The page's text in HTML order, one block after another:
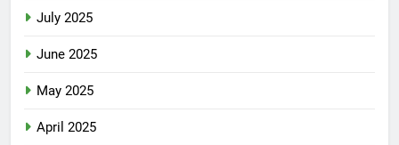
July 2025
June 2025
May 2025
April 2025